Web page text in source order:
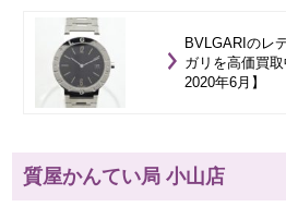
BVLGARIのレ
ガリを高価買
2020年6月】
質屋かんてい局 小山店